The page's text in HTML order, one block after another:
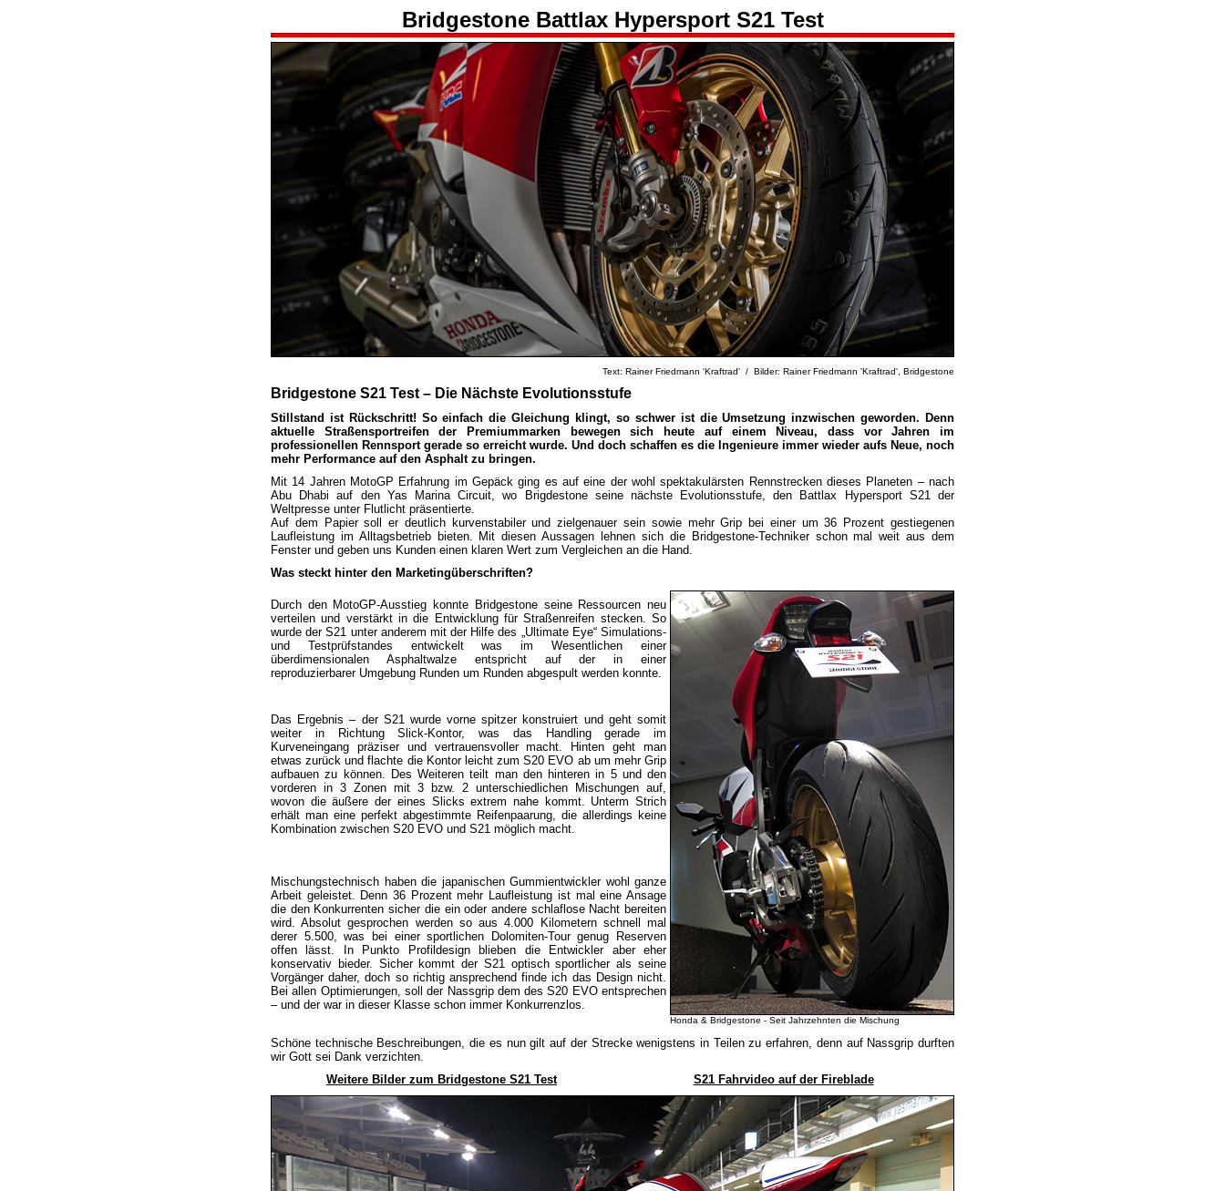
Bridgestone Battlax Hypersport S21 Test
Text: Rainer Friedmann 'Kraftrad' / Bilder: Rainer Friedmann 'Kraftrad', Bridgestone
Bridgestone S21 Test – Die Nächste Evolutionsstufe
Stillstand ist Rückschritt! So einfach die Gleichung klingt, so schwer ist die Umsetzung inzwischen geworden. Denn
aktuelle Straßensportreifen der Premiummarken bewegen sich heute auf einem Niveau, dass vor Jahren im
professionellen Rennsport gerade so erreicht wurde. Und doch schaffen es die Ingenieure immer wieder aufs Neue, noch
mehr Performance auf den Asphalt zu bringen.
Mit 14 Jahren MotoGP Erfahrung im Gepäck ging es auf eine der wohl spektakulärsten Rennstrecken dieses Planeten – nach
Abu Dhabi auf den Yas Marina Circuit, wo Brigdestone seine nächste Evolutionsstufe, den Battlax Hypersport S21 der
Weltpresse unter Flutlicht präsentierte.
Auf dem Papier soll er deutlich kurvenstabiler und zielgenauer sein sowie mehr Grip bei einer um 36 Prozent gestiegenen
Laufleistung im Alltagsbetrieb bieten. Mit diesen Aussagen lehnen sich die Bridgestone-Techniker schon mal weit aus dem
Fenster und geben uns Kunden einen klaren Wert zum Vergleichen an die Hand.
Was steckt hinter den Marketingüberschriften?
Durch den MotoGP-Ausstieg konnte Bridgestone seine Ressourcen neu
verteilen und verstärkt in die Entwicklung für Straßenreifen stecken. So
wurde der S21 unter anderem mit der Hilfe des „Ultimate Eye“ Simulations-
und Testprüfstandes entwickelt was im Wesentlichen einer
überdimensionalen Asphaltwalze entspricht auf der in einer
reproduzierbarer Umgebung Runden um Runden abgespult werden konnte.
Honda & Bridgestone - Seit Jahrzehnten die Mischung
Das Ergebnis – der S21 wurde vorne spitzer konstruiert und geht somit
weiter in Richtung Slick-Kontor, was das Handling gerade im
Kurveneingang präziser und vertrauensvoller macht. Hinten geht man
etwas zurück und flachte die Kontor leicht zum S20 EVO ab um mehr Grip
aufbauen zu können. Des Weiteren teilt man den hinteren in 5 und den
vorderen in 3 Zonen mit 3 bzw. 2 unterschiedlichen Mischungen auf,
wovon die äußere der eines Slicks extrem nahe kommt. Unterm Strich
erhält man eine perfekt abgestimmte Reifenpaarung, die allerdings keine
Kombination zwischen S20 EVO und S21 möglich macht.
Mischungstechnisch haben die japanischen Gummientwickler wohl ganze
Arbeit geleistet. Denn 36 Prozent mehr Laufleistung ist mal eine Ansage
die den Konkurrenten sicher die ein oder andere schlaflose Nacht bereiten
wird. Absolut gesprochen werden so aus 4.000 Kilometern schnell mal
derer 5.500, was bei einer sportlichen Dolomiten-Tour genug Reserven
offen lässt. In Punkto Profildesign blieben die Entwickler aber eher
konservativ bieder. Sicher kommt der S21 optisch sportlicher als seine
Vorgänger daher, doch so richtig ansprechend finde ich das Design nicht.
Bei allen Optimierungen, soll der Nassgrip dem des S20 EVO entsprechen
– und der war in dieser Klasse schon immer Konkurrenzlos.
Schöne technische Beschreibungen, die es nun gilt auf der Strecke wenigstens in Teilen zu erfahren, denn auf Nassgrip durften
wir Gott sei Dank verzichten.
Weitere Bilder zum Bridgestone S21 Test
S21 Fahrvideo auf der Fireblade